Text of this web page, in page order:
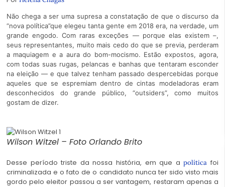
Não chega a ser uma supresa a constatação de que o discurso da
“nova política”que elegeu tanta gente em 2018 era, na verdade, um
grande engodo. Com raras exceções — porque elas existem –,
seus representantes, muito mais cedo do que se previa, perderam
a maquiagem e a aura do bom-mocismo. Estão expostos, agora,
com todas suas rugas, pelancas e banhas que tentaram esconder
na eleição — e que talvez tenham passado despercebidas porque
aqueles que se espremiam dentro de cintas modeladoras eram
desconhecidos do grande público, “outsiders”, como muitos
gostam de dizer.
Wilson Witzel – Foto Orlando Brito
Desse período triste da nossa história, em que apolítica foi
criminalizada e o fato de o candidato nunca ter sido visto mais
gordo pelo eleitor passou a ser vantagem, restaram apenas a